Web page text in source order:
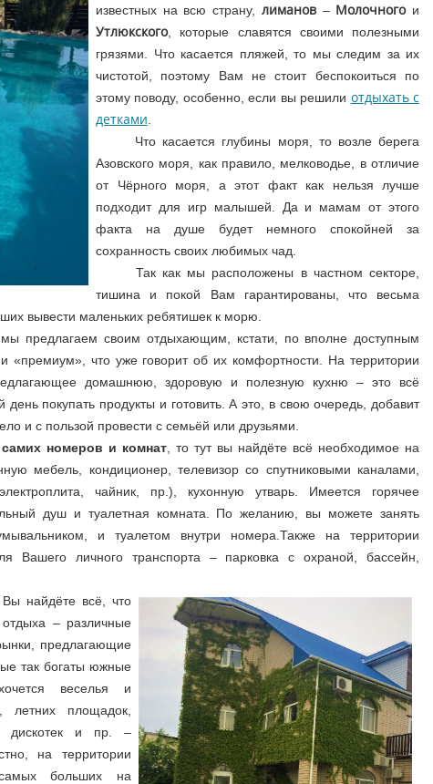
известных на всю страну, лиманов– Молочногои
Утлюкского, которые славятся своими полезными
грязями. Что касается пляжей, то мы следим за их
чистотой, поэтому Вам не стоит беспокоиться по
этому поводу, особенно, если вы решили отдыхать с
детками
Что касается глубины моря, то возле берега
Азовского моря, как правило, мелководье, в отличие
от Чёрного моря, а этот факт как нельзя лучше
подходит для игр малышей. Да и мамам от этого
факта на душе будет немного спокойней за
сохранность своих любимых чад.
Так как мы расположены в частном секторе,
тишина и покой Вам гарантированы, что весьма
вывести маленьких ребятишек к морю.
мы предлагаем своим отдыхающим, кстати, по вполне доступным
«премиум», что уже говорит об их комфортности. На территории
домашнюю, здоровую и полезную кухню – это всё
день покупать продукты и готовить. А это, в свою очередь, добавит
и с пользой провести с семьёй или друзьями.
самих номеров и комнат , то тут вы найдёте всё необходимое на
мебель, кондиционер, телевизор со спутниковыми каналами,
чайник, пр.), кухонную утварь. Имеется горячее
душ и туалетная комната. По желанию, вы можете занять
и туалетом внутри номера.Также на территории
Вашего личного транспорта – парковка с охраной, бассейн,
найдёте всё, что
– различные
предлагающие
так богаты южные
веселья и
летних площадок,
дискотек и пр. –
на территории
больших на